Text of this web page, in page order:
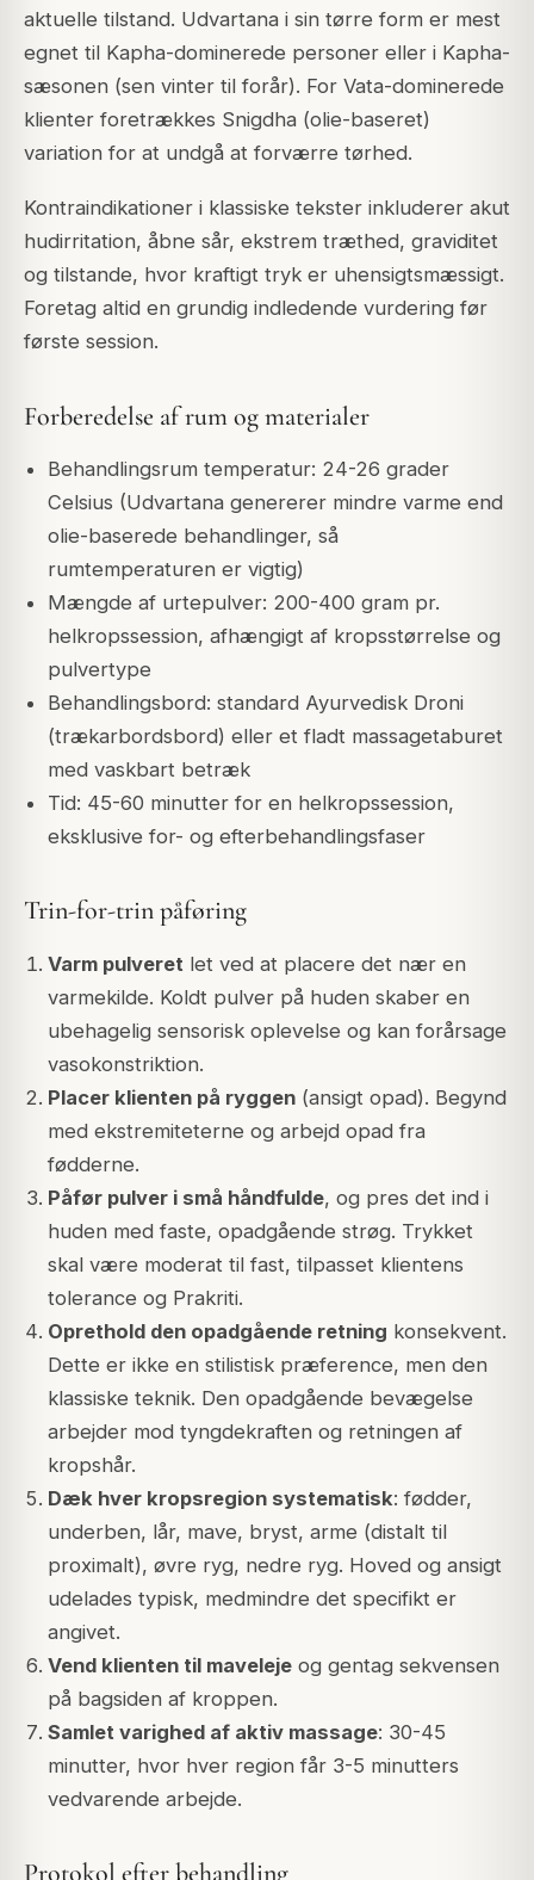
aktuelle tilstand. Udvartana i sin tørre form er mest
egnet til Kapha-dominerede personer eller i Kapha-
sæsonen (sen vinter til forår). For Vata-dominerede
klienter foretrækkes Snigdha (olie-baseret)
variation for at undgå at forværre tørhed.
Kontraindikationer i klassiske tekster inkluderer akut
hudirritation, åbne sår, ekstrem træthed, graviditet
og tilstande, hvor kraftigt tryk er uhensigtsmæssigt.
Foretag altid en grundig indledende vurdering før
første session.
Forberedelse af rum og materialer
Behandlingsrum temperatur: 24-26 grader
Celsius (Udvartana genererer mindre varme end
olie-baserede behandlinger, så
rumtemperaturen er vigtig)
Mængde af urtepulver: 200-400 gram pr.
helkropssession, afhængigt af kropsstørrelse og
pulvertype
Behandlingsbord: standard Ayurvedisk Droni
(trækarbordsbord) eller et fladt massagetaburet
med vaskbart betræk
Tid: 45-60 minutter for en helkropssession,
eksklusive for- og efterbehandlingsfaser
Trin-for-trin påføring
Varm pulveret let ved at placere det nær en
varmekilde. Koldt pulver på huden skaber en
ubehagelig sensorisk oplevelse og kan forårsage
vasokonstriktion.
Placer klienten på ryggen(ansigt opad). Begynd
med ekstremiteterne og arbejd opad fra
fødderne.
Påfør pulver i små håndfulde, og pres det ind i
huden med faste, opadgående strøg. Trykket
skal være moderat til fast, tilpasset klientens
tolerance og Prakriti.
Oprethold den opadgående retning konsekvent.
Dette er ikke en stilistisk præference, men den
klassiske teknik. Den opadgående bevægelse
arbejder mod tyngdekraften og retningen af
kropshår.
Dæk hver kropsregion systematisk: fødder,
underben, lår, mave, bryst, arme (distalt til
proximalt), øvre ryg, nedre ryg. Hoved og ansigt
udelades typisk, medmindre det specifikt er
angivet.
Vend klienten til mavelejeog gentag sekvensen
på bagsiden af kroppen.
Samlet varighed af aktiv massage: 30-45
minutter, hvor hver region får 3-5 minutters
vedvarende arbejde.
Protokol efter behandling